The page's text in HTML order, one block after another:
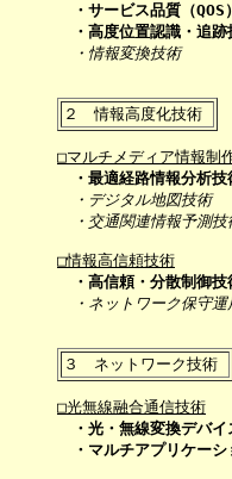
・サービス品質（
・高度位置認識・追跡
・情報変換技術
□マルチメディア情報制
・最適経路情報分析技
・デジタル地図技術
・交通関連情報予測技
□情報高信頼技術
・高信頼・分散制御技
・ネットワーク保守
□光無線融合通信技術
・光・無線変換デバ
・マルチアプリケー